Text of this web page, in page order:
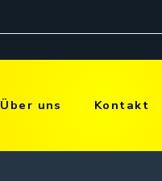
Über uns Kontakt